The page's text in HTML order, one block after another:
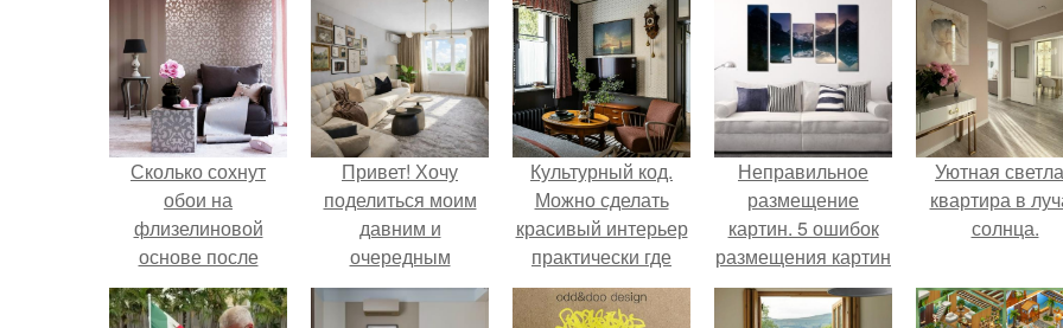
Сколько сохнут
обои на
флизелиновой
основе после
поклейки. Когда
высохнет клей?
Привет! Хочу
поделиться моим
давним и
очередным
неопубликованным
проектом.
Культурный код.
Можно сделать
красивый интерьер
практически где
угодно.
Неправильное
размещение
картин. 5 ошибок
размещения картин
на стенах
Уютная
квартира в
солнца.